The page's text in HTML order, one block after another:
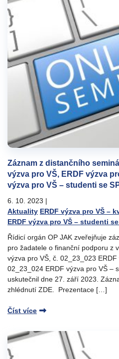
Záznam z distančního
výzva pro VŠ, ERDF výzva
výzva pro VŠ – studenti se
6. 10. 2023 |
Aktuality ERDF výzva pro VŠ –
ERDF výzva pro VŠ – studenti se
Řídicí orgán OP JAK zveřejňuje
pro žadatele o finanční podporu z
výzva pro VŠ, č. 02_23_023 ERDF
02_23_024 ERDF výzva pro VŠ –
uskutečnil dne 27. září 2023.
zhlédnutí ZDE. Prezentace […]
Číst více